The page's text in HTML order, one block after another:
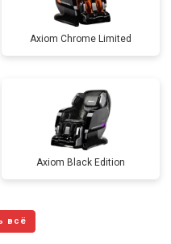
Axiom Chrome Limited
Axiom Black Edition